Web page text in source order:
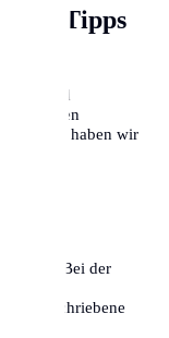
Tipps
und
ähnlichen
haben wir
Bei der
unterschriebene